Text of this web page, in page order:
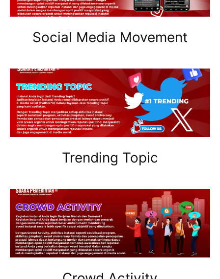
Social Media Movement
Trending Topic